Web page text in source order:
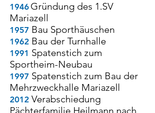
1946 Gründung des 1.SV
Mariazell
1957 Bau Sporthäuschen
1962 Bau der Turnhalle
1991 Spatenstich zum
Sportheim-Neubau
1997 Spatenstich zum Bau der
Mehrzweckhalle Mariazell
2012 Verabschiedung